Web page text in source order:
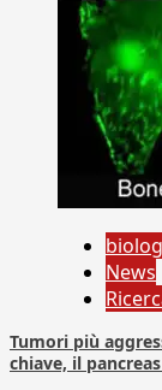
News
Tumori più
chiave, il